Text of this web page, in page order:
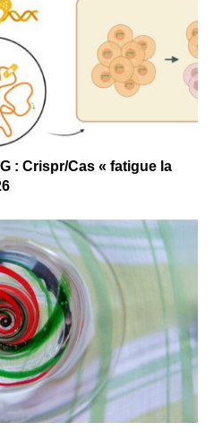
: Crispr/Cas « fatigue la